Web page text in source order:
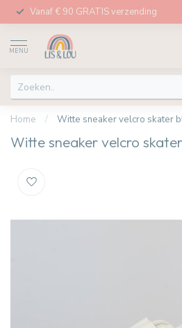
Vanaf € 90 GRATIS verzending
MENU
Home / Witte sneaker velcro skater
Witte sneaker velcro